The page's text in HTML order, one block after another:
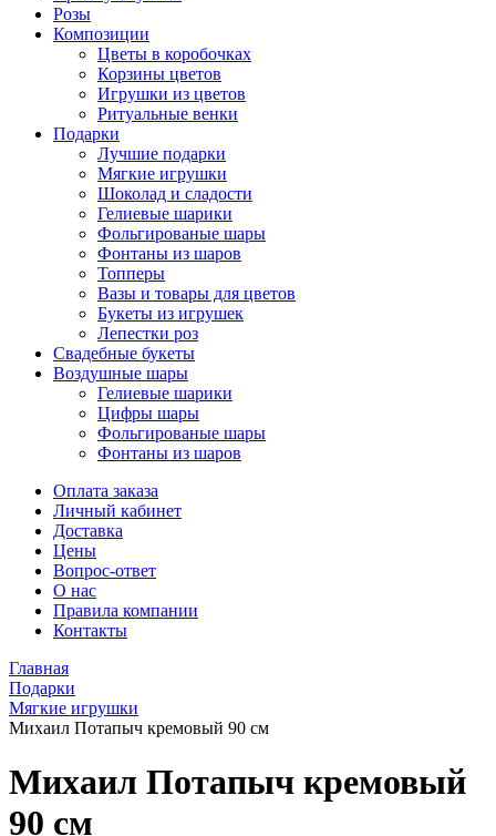
Розы
Композиции
Цветы в коробочках
Корзины цветов
Игрушки из цветов
Ритуальные венки
Подарки
Лучшие подарки
Мягкие игрушки
Шоколад и сладости
Гелиевые шарики
Фольгированые шары
Фонтаны из шаров
Топперы
Вазы и товары для цветов
Букеты из игрушек
Лепестки роз
Свадебные букеты
Воздушные шары
Гелиевые шарики
Цифры шары
Фольгированые шары
Фонтаны из шаров
Оплата заказа
Личный кабинет
Доставка
Цены
Вопрос-ответ
О нас
Правила компании
Контакты
Главная
Подарки
Мягкие игрушки
Михаил Потапыч кремовый 90 см
Михаил Потапыч кремовый
90 см